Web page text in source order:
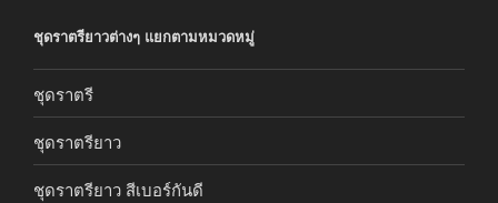
ชุดราตรียาวต่างๆ แยกตามหมวดหมู่
ชุดราตรี
ชุดราตรียาว
ชุดราตรียาว สีเบอร์กันดี